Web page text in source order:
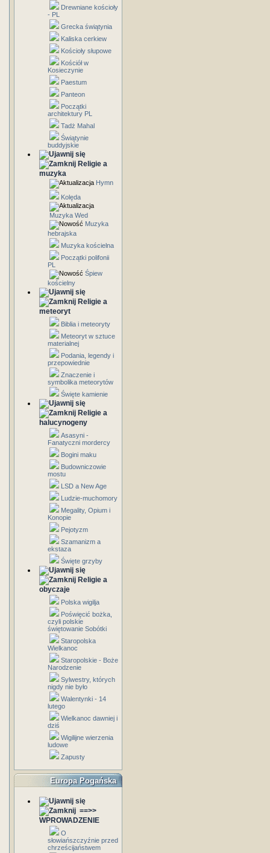
Drewniane kościoły
- PL
Grecka świątynia
Kaliska cerkiew
Kościoły słupowe
Kościół w
Kosieczynie
Paestum
Panteon
Początki
architektury PL
Tadż Mahal
Świątynie
buddyjskie
Religie a
muzyka
Hymn
Kolęda
Muzyka Wed
Muzyka
hebrajska
Muzyka kościelna
Początki polifonii
PL
Śpiew
kościelny
Religie a
meteoryt
Biblia i meteoryty
Meteoryt w sztuce
materialnej
Podania, legendy i
przepowiednie
Znaczenie i
symbolika meteorytów
Święte kamienie
Religie a
halucynogeny
Asasyni -
Fanatyczni mordercy
Bogini maku
Budowniczowie
mostu
LSD a New Age
Ludzie-muchomory
Megality, Opium i
Konopie
Pejotyzm
Szamanizm a
ekstaza
Święte grzyby
Religie a
obyczaje
Polska wigilja
Poświęcić bożka,
czyli polskie
świętowanie Sobótki
Staropolska
Wielkanoc
Staropolskie - Boże
Narodzenie
Sylwestry, których
nigdy nie było
Walentynki - 14
lutego
Wielkanoc dawniej i
dziś
Wigilijne wierzenia
ludowe
Zapusty
Europa Pogańska
==>>
WPROWADZENIE
O
słowiańszczyźnie przed
chrześcijaństwem